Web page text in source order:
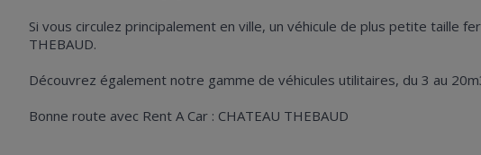
Si vous circulez principalement en ville, un véhicule de plus petite taille
THEBAUD.
Découvrez également notre gamme de véhicules utilitaires, du 3 au
Bonne route avec Rent A Car : CHATEAU THEBAUD